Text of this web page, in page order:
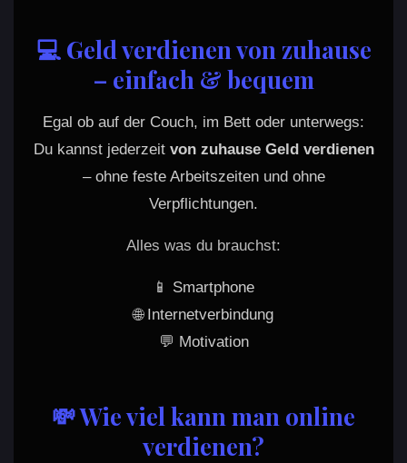
💻 Geld verdienen von zuhause
– einfach & bequem
Egal ob auf der Couch, im Bett oder unterwegs:
Du kannst jederzeit von zuhause Geld verdienen
– ohne feste Arbeitszeiten und ohne
Verpflichtungen.
Alles was du brauchst:
📱 Smartphone
🌐 Internetverbindung
💬 Motivation
💸 Wie viel kann man online
verdienen?